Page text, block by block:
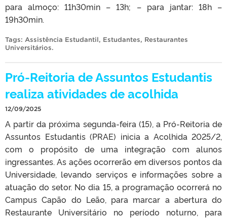
para almoço: 11h30min – 13h; – para jantar: 18h –
19h30min.
Tags: Assistência Estudantil, Estudantes, Restaurantes
Universitários.
Pró-Reitoria de Assuntos Estudantis
realiza atividades de acolhida
12/09/2025
A partir da próxima segunda-feira (15), a Pró-Reitoria de
Assuntos Estudantis (PRAE) inicia a Acolhida 2025/2,
com o propósito de uma integração com alunos
ingressantes. As ações ocorrerão em diversos pontos da
Universidade, levando serviços e informações sobre a
atuação do setor. No dia 15, a programação ocorrerá no
Campus Capão do Leão, para marcar a abertura do
Restaurante Universitário no período noturno, para